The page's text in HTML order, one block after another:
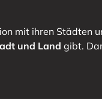
mit ihren Städten
und Land gibt.